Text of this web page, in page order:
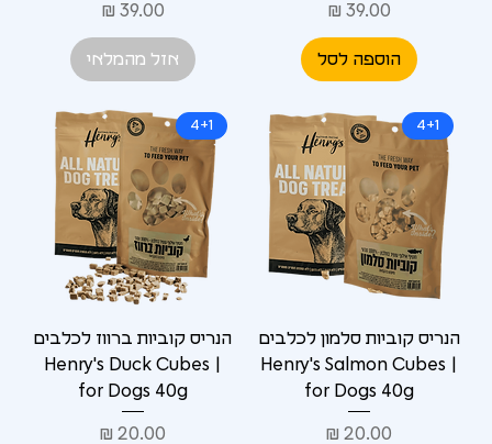
מחיר
הוספה לסל
מחיר
אזל מהמלאי
4+1
הנריס קוביות סלמון לכלבים
| Henry's Salmon Cubes
for Dogs 40g
מחיר
4+1
הנריס קוביות ברווז לכלבים
| Henry's Duck Cubes
for Dogs 40g
מחיר